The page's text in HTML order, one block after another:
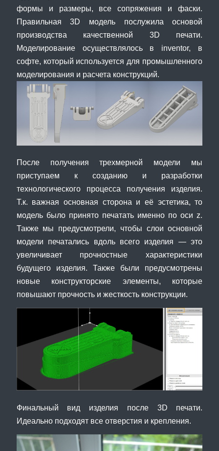
формы и размеры, все сопряжения и фаски.
Правильная 3D модель послужила основой
производства качественной 3D печати.
Моделирование осуществлялось в inventor, в
софте, который используется для промышленного
моделирования и расчета конструкций.
После получения трехмерной модели мы
приступаем к созданию и разработки
технологического процесса получения изделия.
Т.к. важная основная сторона и её эстетика, то
модель было принято печатать именно по оси z.
Также мы предусмотрели, чтобы слои основной
модели печатались вдоль всего изделия — это
увеличивает прочностные характеристики
будущего изделия. Также были предусмотрены
новые конструкторские элементы, которые
повышают прочность и жесткость конструкции.
Финальный вид изделия после 3D печати.
Идеально подходят все отверстия и крепления.